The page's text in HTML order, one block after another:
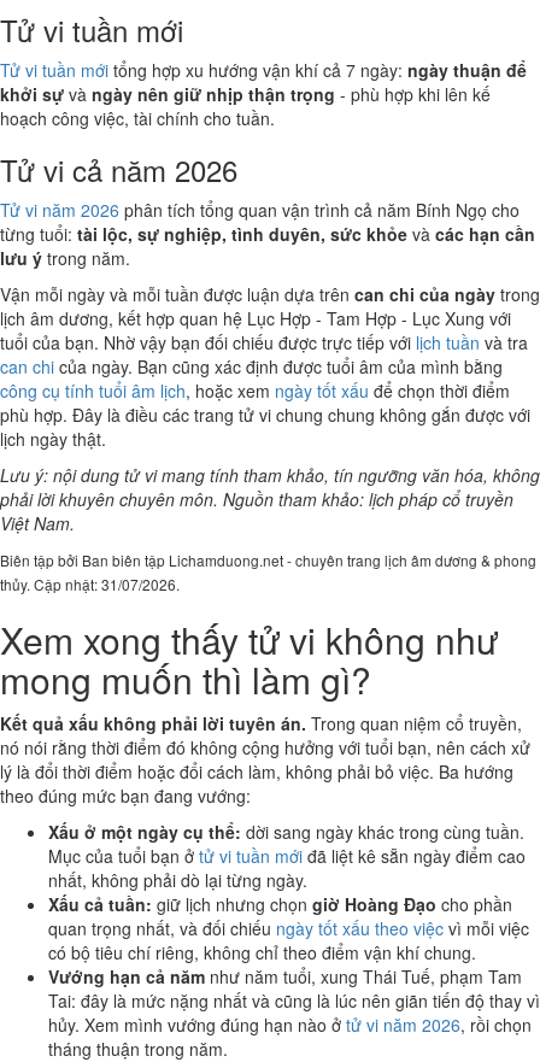
Tử vi tuần mới
Tử vi tuần mới tổng hợp xu hướng vận khí cả 7 ngày: ngày thuận để
khởi sự và ngày nên giữ nhịp thận trọng - phù hợp khi lên kế
hoạch công việc, tài chính cho tuần.
Tử vi cả năm 2026
Tử vi năm 2026 phân tích tổng quan vận trình cả năm Bính Ngọ cho
từng tuổi: tài lộc, sự nghiệp, tình duyên, sức khỏe và các hạn cần
lưu ý trong năm.
Vận mỗi ngày và mỗi tuần được luận dựa trên can chi của ngày trong
lịch âm dương, kết hợp quan hệ Lục Hợp - Tam Hợp - Lục Xung với
tuổi của bạn. Nhờ vậy bạn đối chiếu được trực tiếp với lịch tuần và tra
can chi của ngày. Bạn cũng xác định được tuổi âm của mình bằng
công cụ tính tuổi âm lịch, hoặc xem ngày tốt xấu để chọn thời điểm
phù hợp. Đây là điều các trang tử vi chung chung không gắn được với
lịch ngày thật.
Lưu ý: nội dung tử vi mang tính tham khảo, tín ngưỡng văn hóa, không
phải lời khuyên chuyên môn. Nguồn tham khảo: lịch pháp cổ truyền
Việt Nam.
Biên tập bởi Ban biên tập Lichamduong.net - chuyên trang lịch âm dương & phong
thủy. Cập nhật: 31/07/2026.
Xem xong thấy tử vi không như
mong muốn thì làm gì?
Kết quả xấu không phải lời tuyên án. Trong quan niệm cổ truyền,
nó nói rằng thời điểm đó không cộng hưởng với tuổi bạn, nên cách xử
lý là đổi thời điểm hoặc đổi cách làm, không phải bỏ việc. Ba hướng
theo đúng mức bạn đang vướng:
Xấu ở một ngày cụ thể: dời sang ngày khác trong cùng tuần.
Mục của tuổi bạn ở tử vi tuần mới đã liệt kê sẵn ngày điểm cao
nhất, không phải dò lại từng ngày.
Xấu cả tuần: giữ lịch nhưng chọn giờ Hoàng Đạo cho phần
quan trọng nhất, và đối chiếu ngày tốt xấu theo việc vì mỗi việc
có bộ tiêu chí riêng, không chỉ theo điểm vận khí chung.
Vướng hạn cả năm như năm tuổi, xung Thái Tuế, phạm Tam
Tai: đây là mức nặng nhất và cũng là lúc nên giãn tiến độ thay vì
hủy. Xem mình vướng đúng hạn nào ở tử vi năm 2026, rồi chọn
tháng thuận trong năm.